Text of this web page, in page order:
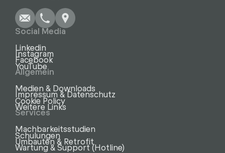
Social Media
Linkedin
Instagram
Facebook
YouTube
Allgemein
Medien & Downloads
Impressum & Datenschutz
Cookie Policy
Weitere Links
Services
Machbarkeitsstudien
Schulungen
Umbauten & Retrofit
Wartung & Support (Hotline)